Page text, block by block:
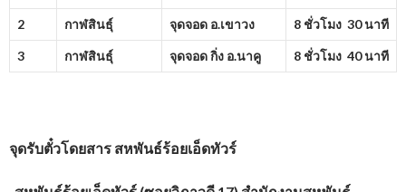
2 กาฬสินธุ์ จุดจอด อ.เขาวง 8 ชั่วโมง 30 นาที
3 กาฬสินธุ์ จุดจอด กิ่ง อ.นาคู 8 ชั่วโมง 40 นาที
จุดรับตั๋วโดยสาร สหพันธ์ร้อยเอ็ดทัวร์